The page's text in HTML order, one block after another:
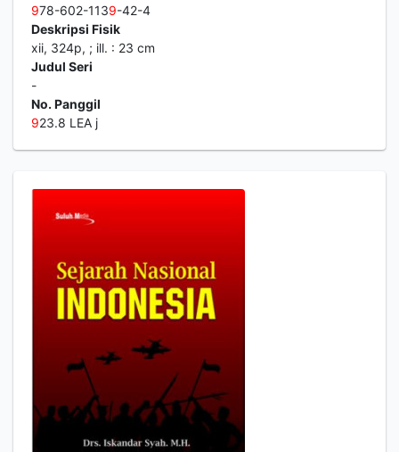
978-602-1139-42-4
Deskripsi Fisik
xii, 324p, ; ill. : 23 cm
Judul Seri
-
No. Panggil
923.8 LEA j